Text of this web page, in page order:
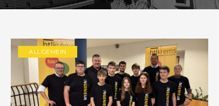
ALLGEMEIN